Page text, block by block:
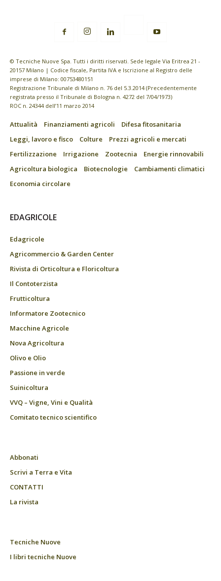
© Tecniche Nuove Spa. Tutti i diritti riservati. Sede legale Via Eritrea 21 -
20157 Milano | Codice fiscale, Partita IVA e Iscrizione al Registro delle
imprese di Milano: 00753480151
Registrazione Tribunale di Milano n. 76 del 5.3.2014 (Precedentemente
registrata presso il Tribunale di Bologna n. 4272 del 7/04/1973)
ROC n. 24344 dell’11 marzo 2014
Attualità Finanziamenti agricoli
Difesa fitosanitaria
Leggi, lavoro e fisco
Colture
Prezzi agricoli e mercati
Fertilizzazione
Irrigazione Zootecnia
Energie rinnovabili
Agricoltura biologica
Biotecnologie
Cambiamenti climatici
Economia circolare
EDAGRICOLE
Edagricole
Agricommercio & Garden Center
Rivista di Orticoltura e Floricoltura
Il Contoterzista
Frutticoltura
Informatore Zootecnico
Macchine Agricole
Nova Agricoltura
Olivo e Olio
Passione in verde
Suinicoltura
VVQ – Vigne, Vini e Qualità
Comitato tecnico scientifico
Abbonati
Scrivi a Terra e Vita
CONTATTI
La rivista
Tecniche Nuove
I libri tecniche Nuove